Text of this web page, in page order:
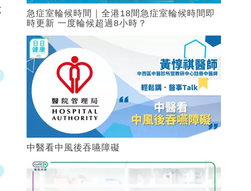
急症室輪候時間｜全港18間急症室輪候時間即
時更新 一度輪候超過8小時？
中醫看中風後吞嚥障礙